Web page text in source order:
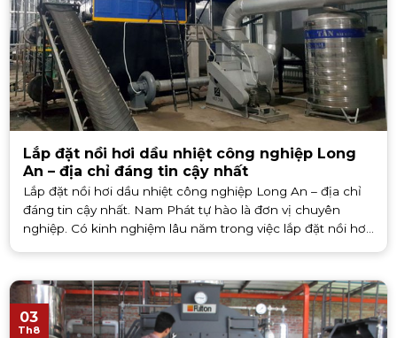
Lắp đặt nồi hơi dầu nhiệt công nghiệp Long
An – địa chỉ đáng tin cậy nhất
Lắp đặt nồi hơi dầu nhiệt công nghiệp Long An – địa chỉ
đáng tin cậy nhất. Nam Phát tự hào là đơn vị chuyên
nghiệp. Có kinh nghiệm lâu năm trong việc lắp đặt nồi hơi
03
Th8